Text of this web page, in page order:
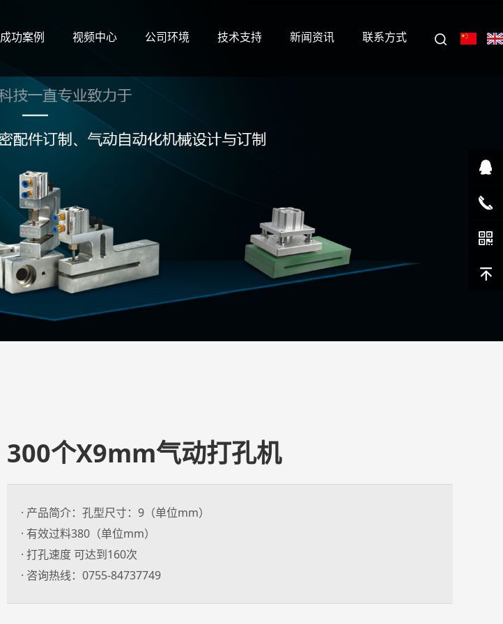
成功案例 视频中心 公司环境 技术支持 新闻资讯 联系方式
300个X9mm气动打孔机
· 产品简介：孔型尺寸：9（单位mm）
· 有效过料380（单位mm）
· 打孔速度 可达到160次
· 咨询热线：0755-84737749
在线客